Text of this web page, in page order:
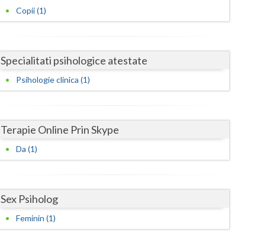
Harghita
Ialomita
Iasi
Maramures
Mehedinti
Neamt
Olt
Copii (1)
Specialitati psihologice atestate
Psihologie clinica (1)
Terapie Online Prin Skype
Da (1)
Sex Psiholog
Feminin (1)